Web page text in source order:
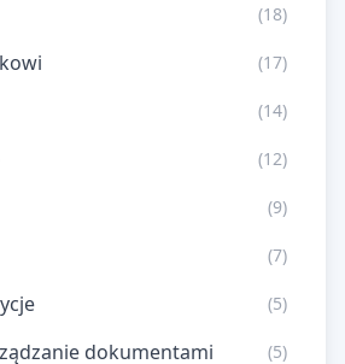
(18)
(17)
(14)
(12)
(9)
(7)
(5)
dokumentami (5)